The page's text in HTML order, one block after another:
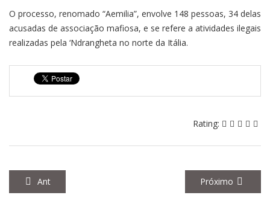
O processo, renomado “Aemilia”, envolve 148 pessoas, 34 delas
acusadas de associação mafiosa, e se refere a atividades ilegais
realizadas pela ‘Ndrangheta no norte da Itália.
Rating:
Ant Próximo